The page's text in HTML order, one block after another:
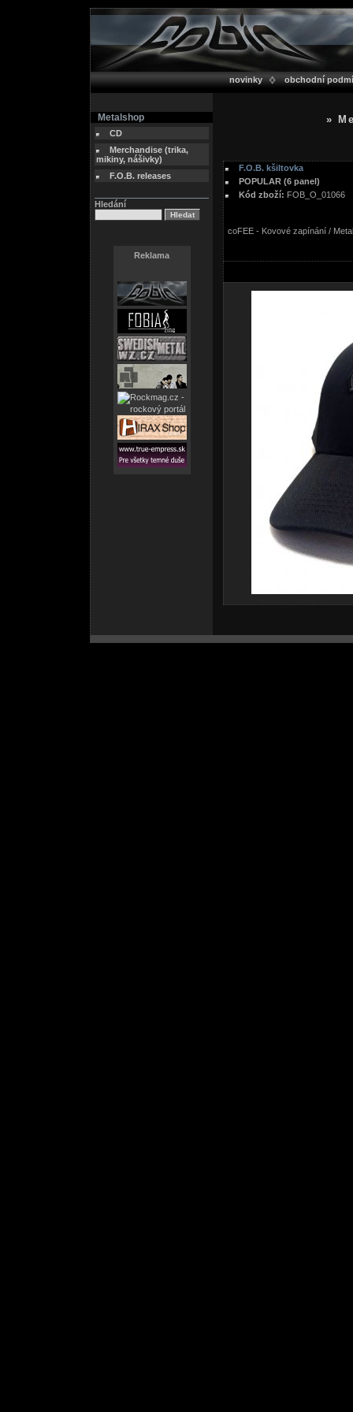
novinky obchodní
Metalshop
CD
Merchandise (trika,
mikiny, nášivky)
F.O.B. releases
Hledání
Reklama
»
F.O.B. kšiltovka
POPULAR (6 panel)
Kód zboží: FOB_O_01066
coFEE - Kovové zapínání /